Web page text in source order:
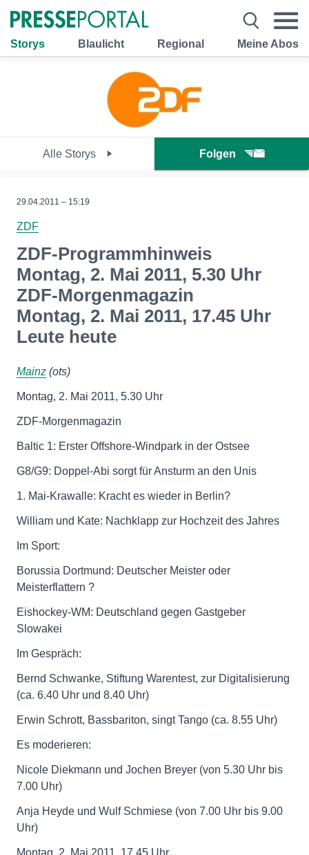
Storys Blaulicht Regional Meine Abos
Alle Storys Folgen
29.04.2011 – 15:19
ZDF
ZDF-Programmhinweis
Montag, 2. Mai 2011, 5.30 Uhr
ZDF-Morgenmagazin
Montag, 2. Mai 2011, 17.45 Uhr
Leute heute
Mainz (ots)
Montag, 2. Mai 2011, 5.30 Uhr
ZDF-Morgenmagazin
Baltic 1: Erster Offshore-Windpark in der Ostsee
G8/G9: Doppel-Abi sorgt für Ansturm an den Unis
1. Mai-Krawalle: Kracht es wieder in Berlin?
William und Kate: Nachklapp zur Hochzeit des Jahres
Im Sport:
Borussia Dortmund: Deutscher Meister oder
Meisterflattern ?
Eishockey-WM: Deutschland gegen Gastgeber
Slowakei
Im Gespräch:
Bernd Schwanke, Stiftung Warentest, zur Digitalisierung
(ca. 6.40 Uhr und 8.40 Uhr)
Erwin Schrott, Bassbariton, singt Tango (ca. 8.55 Uhr)
Es moderieren:
Nicole Diekmann und Jochen Breyer (von 5.30 Uhr bis
7.00 Uhr)
Anja Heyde und Wulf Schmiese (von 7.00 Uhr bis 9.00
Uhr)
Montag, 2. Mai 2011, 17.45 Uhr